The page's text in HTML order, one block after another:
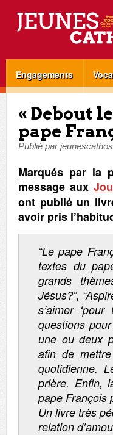
Engagements
« Debout
pape
Publié parjeunescathos
Marqués par la
message aux
ont publié un
avoir pris
“Le pape
textes du
grands
Jésus?”,
s’aimer
questions
une ou deux
afin de
quotidienne.
prière. Enfin,
pape François
Un livre très
relation